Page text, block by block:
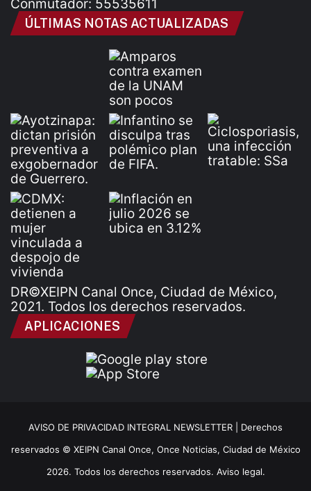
Conmutador: 55535611
ÚLTIMAS NOTAS ACTUALIZADAS
DR©XEIPN Canal Once, Ciudad de México,
2021. Todos los derechos reservados.
APLICACIONES
AVISO DE PRIVACIDAD INTEGRAL NEWSLETTER | Derechos
reservados © XEIPN Canal Once, Once Noticias, Ciudad de México
2026. Todos los derechos reservados. Aviso legal.